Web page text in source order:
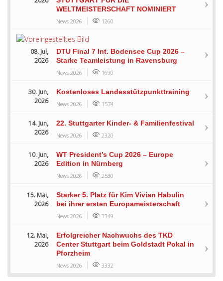
WELTMEISTERSCHAFT NOMINIERT
News 2026 1260
08. Jul,
2026
DTU Final 7 Int. Bodensee Cup 2026 –
Starke Teamleistung in Ravensburg
News 2026 1690
30. Jun,
2026
Kostenloses Landesstützpunkttraining
News 2026 1574
14. Jun,
2026
22. Stuttgarter Kinder- & Familienfestival
News 2026 2320
10. Jun,
2026
WT President’s Cup 2026 – Europe
Edition in Nürnberg
News 2026 2530
15. Mai,
2026
Starker 5. Platz für Kim Vivian Habulin
bei ihrer ersten Europameisterschaft
News 2026 3349
12. Mai,
2026
Erfolgreicher Nachwuchs des TKD
Center Stuttgart beim Goldstadt Pokal in
Pforzheim
News 2026 3332